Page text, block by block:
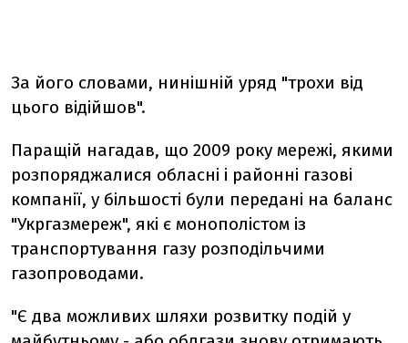
За його словами, нинішній уряд "трохи від
цього відійшов".
Паращій нагадав, що 2009 року мережі, якими
розпоряджалися обласні і районні газові
компанії, у більшості були передані на баланс
"Укргазмереж", які є монополістом із
транспортування газу розподільчими
газопроводами.
"Є два можливих шляхи розвитку подій у